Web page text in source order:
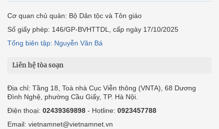
Cơ quan chủ quản: Bộ Dân tộc và Tôn giáo
Số giấy phép: 146/GP-BVHTTDL, cấp ngày 17/10/2025
Tổng biên tập: Nguyễn Văn Bá
Liên hệ tòa soạn
Địa chỉ: Tầng 18, Toà nhà Cục Viễn thông (VNTA), 68 Dương
Đình Nghệ, phường Cầu Giấy, TP. Hà Nội.
Điện thoại: 02439369898 - Hotline: 0923457788
Email: vietnamnet@vietnamnet.vn